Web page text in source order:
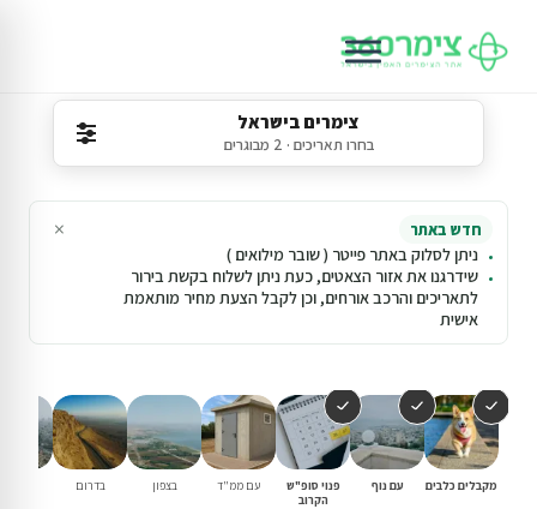
צימרים בישראל
בחרו תאריכים · 2 מבוגרים
חדש באתר
ניתן לסלוק באתר פייטר ( שובר מילואים )
שידרגנו את אזור הצאטים, כעת ניתן לשלוח בקשת בירור
לתאריכים והרכב אורחים, וכן לקבל הצעת מחיר מותאמת
אישית
×
מקבלים כלבים עם נוף
פנוי סופ"ש
הקרוב
עם ממ"ד בצפון בדרום